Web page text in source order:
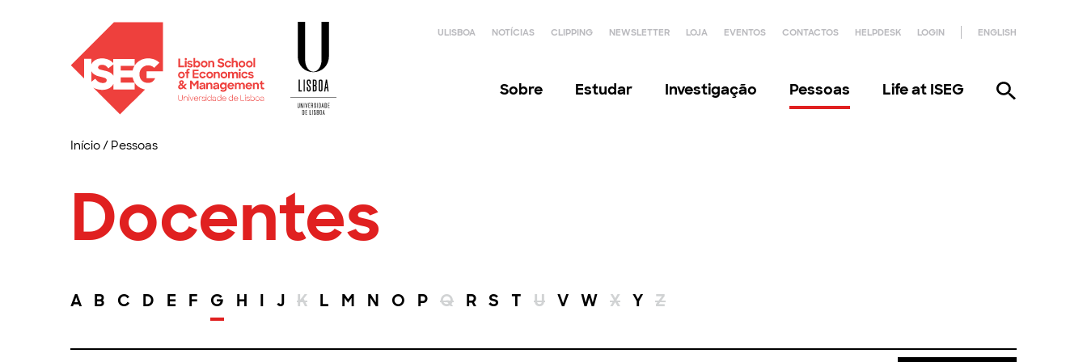
ULISBOA NOTÍCIAS CLIPPING NEWSLETTER LOJA EVENTOS CONTACTOS HELPDESK LOGIN ENGLISH
Sobre Estudar Investigação Pessoas Life at ISEG
Início/ Pessoas
Docentes
A B C D E F G H I J K L M N O P Q R S T U V W X Y Z